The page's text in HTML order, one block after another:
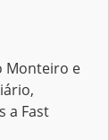
Monteiro e
a Fast